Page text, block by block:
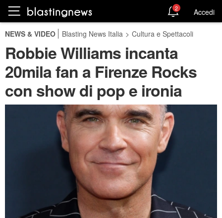
2 Accedi
NEWS & VIDEO Blasting News Italia > Cultura e Spettacoli
Robbie Williams incanta
20mila fan a Firenze Rocks
con show di pop e ironia